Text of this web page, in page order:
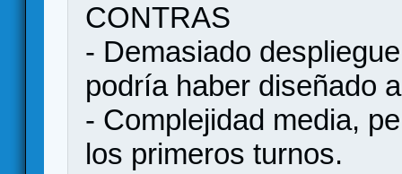
CONTRAS
- Demasiado
podría haber diseñado
- Complejidad media,
los primeros turnos.